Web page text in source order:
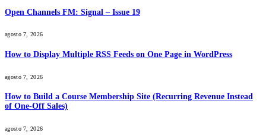
Open Channels FM: Signal – Issue 19
agosto 7, 2026
How to Display Multiple RSS Feeds on One Page in WordPress
agosto 7, 2026
How to Build a Course Membership Site (Recurring Revenue Instead
of One-Off Sales)
agosto 7, 2026